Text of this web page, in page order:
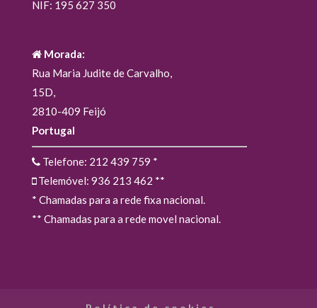
NIF: 195 627 350
Morada:
Rua Maria Judite de Carvalho,
15D,
2810-409 Feijó
Portugal
Telefone: 212 439 759 *
Telemóvel: 936 213 462 **
* Chamadas para a rede fixa nacional.
** Chamadas para a rede movel nacional.